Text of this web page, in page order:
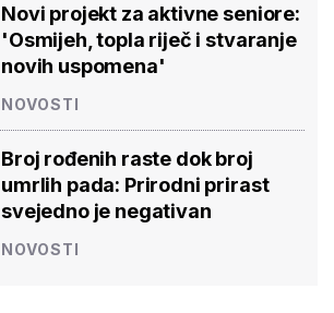
Novi projekt za aktivne seniore:
'Osmijeh, topla riječ i stvaranje
novih uspomena'
NOVOSTI
Broj rođenih raste dok broj
umrlih pada: Prirodni prirast
svejedno je negativan
NOVOSTI